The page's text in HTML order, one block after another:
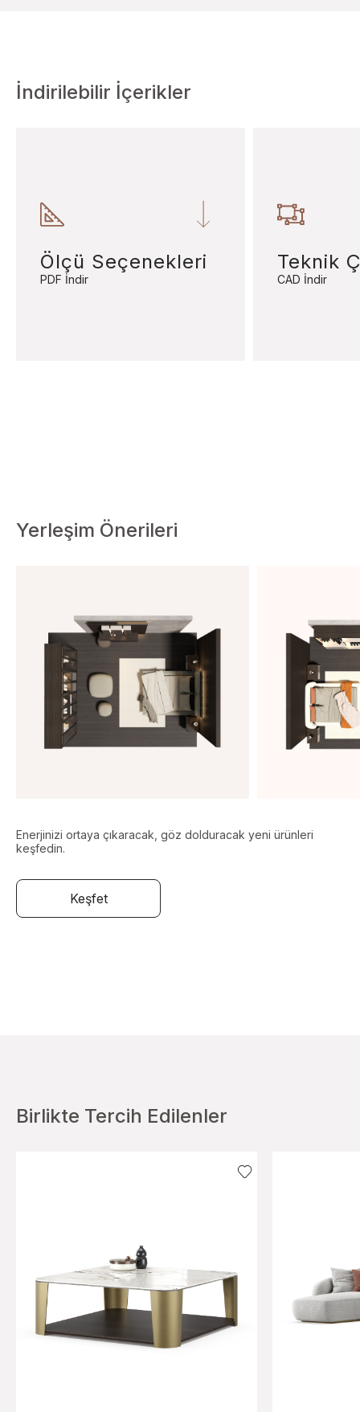
İndirilebilir İçerikler
Ölçü Seçenekleri
PDF İndir
Teknik
CAD İndir
Yerleşim Önerileri
Enerjinizi ortaya çıkaracak, göz dolduracak yeni ürünleri
keşfedin.
Keşfet
Birlikte Tercih Edilenler